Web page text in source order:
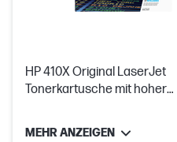
HP 410X Original LaserJet
Tonerkartusche mit hoher
MEHR ANZEIGEN